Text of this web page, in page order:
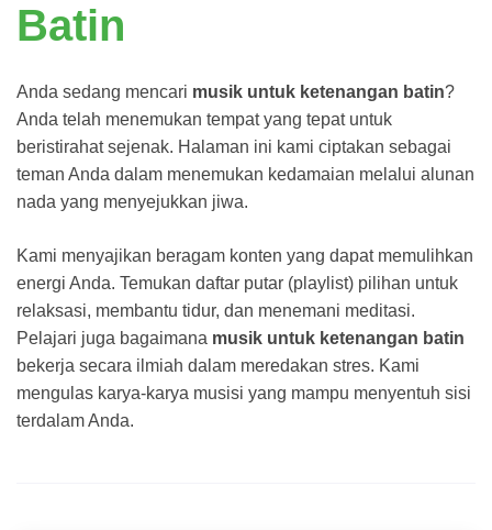
Batin
Anda sedang mencari musik untuk ketenangan batin?
Anda telah menemukan tempat yang tepat untuk
beristirahat sejenak. Halaman ini kami ciptakan sebagai
teman Anda dalam menemukan kedamaian melalui alunan
nada yang menyejukkan jiwa.
Kami menyajikan beragam konten yang dapat memulihkan
energi Anda. Temukan daftar putar (playlist) pilihan untuk
relaksasi, membantu tidur, dan menemani meditasi.
Pelajari juga bagaimana musik untuk ketenangan batin
bekerja secara ilmiah dalam meredakan stres. Kami
mengulas karya-karya musisi yang mampu menyentuh sisi
terdalam Anda.